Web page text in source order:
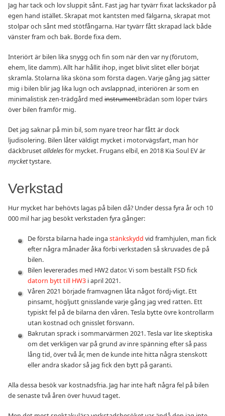
Jag har tack och lov sluppit sånt. Fast jag har tyvärr fixat lackskador på
egen hand istället. Skrapat mot kantsten med fälgarna, skrapat mot
stolpar och sånt med stötfångarna. Har tyvärr fått skrapad lack både
vänster fram och bak. Borde fixa dem.
Interiört är bilen lika snygg och fin som när den var ny (förutom,
ehem, lite damm). Allt har hållit ihop, inget blivit slitet eller börjat
skramla. Stolarna lika sköna som första dagen. Varje gång jag sätter
mig i bilen blir jag lika lugn och avslappnad, interiören är som en
minimalistisk zen-trädgård med instrumentbrädan som löper tvärs
över bilen framför mig.
Det jag saknar på min bil, som nyare treor har fått är dock
ljudisolering. Bilen låter väldigt mycket i motorvägsfart, man hör
däckbrusetalldelesför mycket. Frugans elbil, en 2018 Kia Soul EV är
myckettystare.
Verkstad
Hur mycket har behövts lagas på bilen då? Under dessa fyra år och 10
000 mil har jag besökt verkstaden fyra gånger:
De första bilarna hade inga stänkskydd vid framhjulen, man fick
efter några månader åka förbi verkstaden så skruvades de på
bilen.
Bilen levererades med HW2 dator. Vi som beställt FSD fick
datorn bytt till HW3i april 2021.
Våren 2021 började framvagnen låta något fördj-vligt. Ett
pinsamt, högljutt gnisslande varje gång jag vred ratten. Ett
typiskt fel på de bilarna den våren. Tesla bytte övre kontrollarm
utan kostnad och gnisslet försvann.
Bakrutan sprack i sommarvärmen 2021. Tesla var lite skeptiska
om det verkligen var på grund av inre spänning efter så pass
lång tid, över två år, men de kunde inte hitta några stenskott
eller andra skador så jag fick den bytt på garanti.
Alla dessa besök var kostnadsfria. Jag har inte haft några fel på bilen
de senaste två åren över huvud taget.